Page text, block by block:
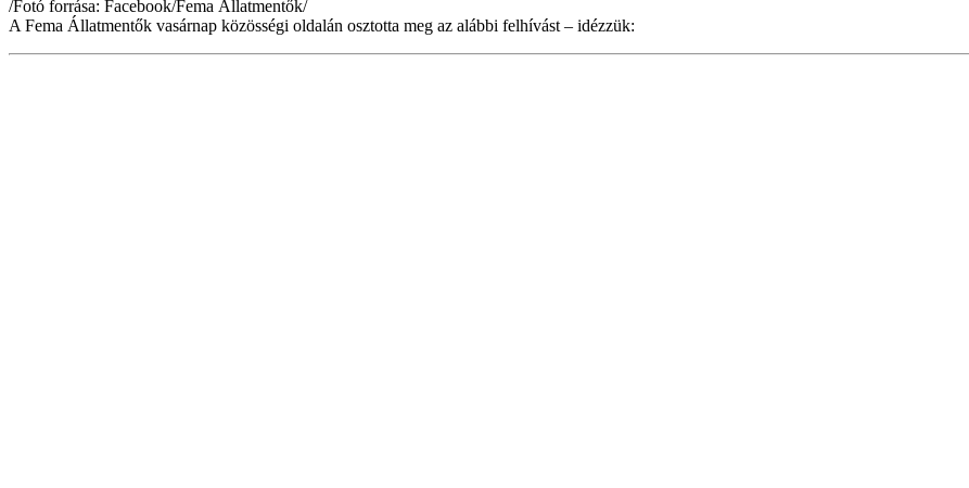
/Fotó forrása: Facebook/Fema Állatmentők/
A Fema Állatmentők vasárnap közösségi oldalán osztotta meg az alábbi felhívást – idézzük: